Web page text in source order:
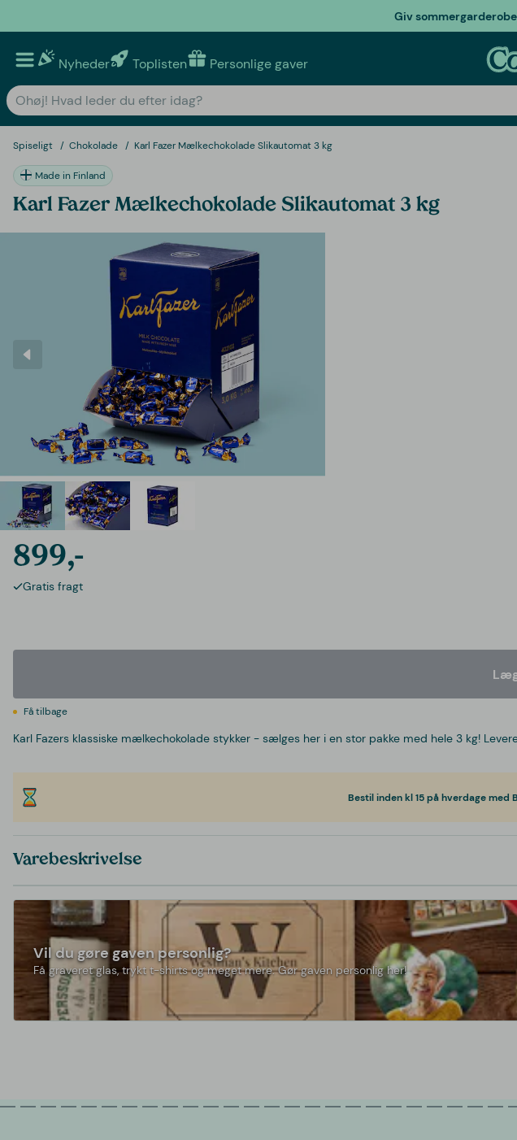
Giv
Nyheder Toplisten Personlige gaver
Spiseligt Chokolade Karl Fazer Mælkechokolade Slikautomat 3 kg
Made in Finland
Karl Fazer Mælkechokolade Slikautomat 3 kg
899,-
Gratis fragt
Få tilbage
Karl Fazers klassiske mælkechokolade stykker - sælges her i en stor pakke med hele 3 kg!
Bestil inden kl 15 på hverdage med
Varebeskrivelse
Vil du gøre gaven personlig?
Få graveret glas, trykt t-shirts og meget mere. Gør gaven personlig her!